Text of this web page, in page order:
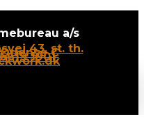
a/s
43, st. th.
C
1901